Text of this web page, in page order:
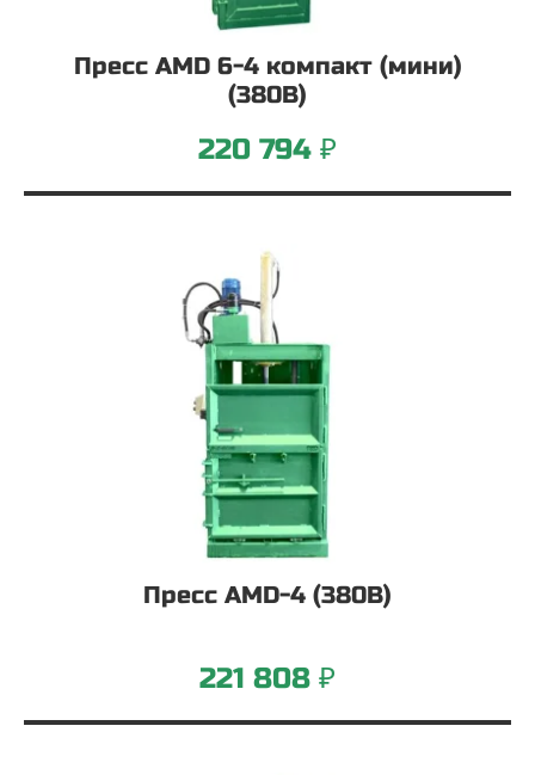
Пресс AMD 6-4 компакт (мини)
(380В)
220 794 ₽
Пресс AMD-4 (380В)
221 808 ₽